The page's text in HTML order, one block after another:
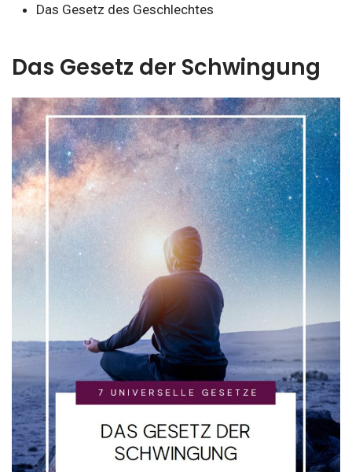
Das Gesetz des Geschlechtes
Das Gesetz der Schwingung